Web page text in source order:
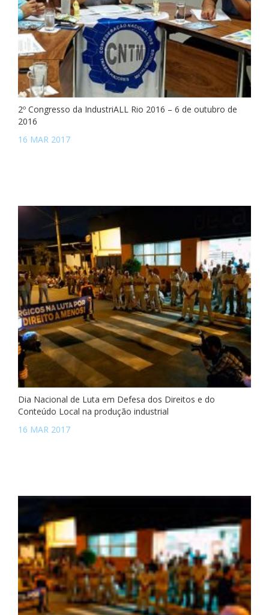
2º Congresso da IndustriALL Rio 2016 – 6 de outubro de
2016
16 MAR 2017
Dia Nacional de Luta em Defesa dos Direitos e do
Conteúdo Local na produção industrial
16 MAR 2017